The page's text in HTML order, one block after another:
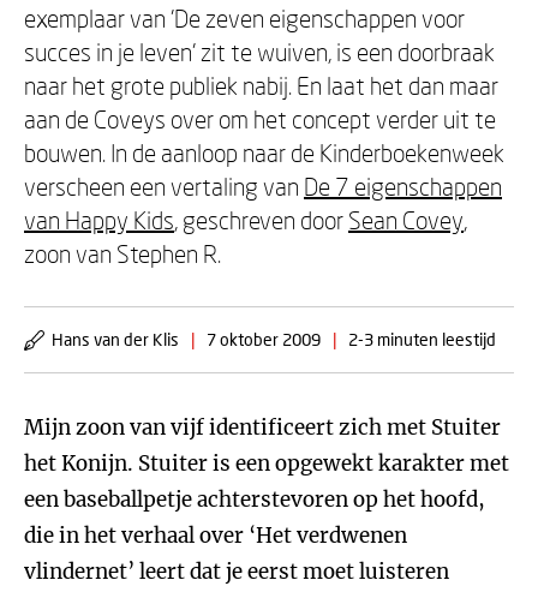
exemplaar van 'De zeven eigenschappen voor
succes in je leven' zit te wuiven, is een doorbraak
naar het grote publiek nabij. En laat het dan maar
aan de Coveys over om het concept verder uit te
bouwen. In de aanloop naar de Kinderboekenweek
verscheen een vertaling van De 7 eigenschappen
van Happy Kids, geschreven door Sean Covey,
zoon van Stephen R.
Hans van der Klis | 7 oktober 2009 | 2-3 minuten leestijd
Mijn zoon van vijf identificeert zich met Stuiter
het Konijn. Stuiter is een opgewekt karakter met
een baseballpetje achterstevoren op het hoofd,
die in het verhaal over ‘Het verdwenen
vlindernet’ leert dat je eerst moet luisteren